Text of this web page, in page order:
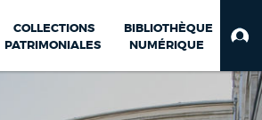
COLLECTIONS
PATRIMONIALES
BIBLIOTHÈQUE
NUMÉRIQUE